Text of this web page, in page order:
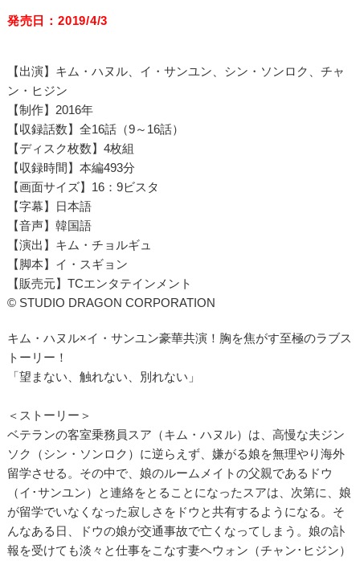
発売日：2019/4/3
【出演】キム・ハヌル、イ・サンユン、シン・ソンロク、チャ
ン・ヒジン
【制作】2016年
【収録話数】全16話（9～16話）
【ディスク枚数】4枚組
【収録時間】本編493分
【画面サイズ】16：9ビスタ
【字幕】日本語
【音声】韓国語
【演出】キム・チョルギュ
【脚本】イ・スギョン
【販売元】TCエンタテインメント
© STUDIO DRAGON CORPORATION
キム・ハヌル×イ・サンユン豪華共演！胸を焦がす至極のラブス
トーリー！
「望まない、触れない、別れない」
＜ストーリー＞
ベテランの客室乗務員スア（キム・ハヌル）は、高慢な夫ジン
ソク（シン・ソンロク）に逆らえず、嫌がる娘を無理やり海外
留学させる。その中で、娘のルームメイトの父親であるドウ
（イ･サンユン）と連絡をとることになったスアは、次第に、娘
が留学でいなくなった寂しさをドウと共有するようになる。そ
んなある日、ドウの娘が交通事故で亡くなってしまう。娘の訃
報を受けても淡々と仕事をこなす妻ヘウォン（チャン･ヒジン）